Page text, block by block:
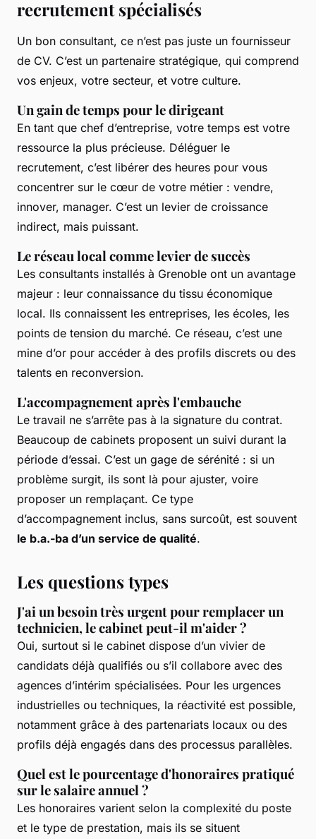
recrutement spécialisés
Un bon consultant, ce n’est pas juste un fournisseur
de CV. C’est un partenaire stratégique, qui comprend
vos enjeux, votre secteur, et votre culture.
Un gain de temps pour le dirigeant
En tant que chef d’entreprise, votre temps est votre
ressource la plus précieuse. Déléguer le
recrutement, c’est libérer des heures pour vous
concentrer sur le cœur de votre métier : vendre,
innover, manager. C’est un levier de croissance
indirect, mais puissant.
Le réseau local comme levier de succès
Les consultants installés à Grenoble ont un avantage
majeur : leur connaissance du tissu économique
local. Ils connaissent les entreprises, les écoles, les
points de tension du marché. Ce réseau, c’est une
mine d’or pour accéder à des profils discrets ou des
talents en reconversion.
L'accompagnement après l'embauche
Le travail ne s’arrête pas à la signature du contrat.
Beaucoup de cabinets proposent un suivi durant la
période d’essai. C’est un gage de sérénité : si un
problème surgit, ils sont là pour ajuster, voire
proposer un remplaçant. Ce type
d’accompagnement inclus, sans surcoût, est souvent
le b.a.-ba d’un service de qualité.
Les questions types
J'ai un besoin très urgent pour remplacer un
technicien, le cabinet peut-il m'aider ?
Oui, surtout si le cabinet dispose d’un vivier de
candidats déjà qualifiés ou s’il collabore avec des
agences d’intérim spécialisées. Pour les urgences
industrielles ou techniques, la réactivité est possible,
notamment grâce à des partenariats locaux ou des
profils déjà engagés dans des processus parallèles.
Quel est le pourcentage d'honoraires pratiqué
sur le salaire annuel ?
Les honoraires varient selon la complexité du poste
et le type de prestation, mais ils se situent